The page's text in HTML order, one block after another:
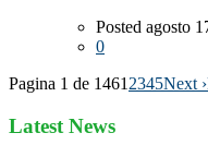
Posted agosto
0
Pagina 1 de 1461 2345Next ›
Latest News